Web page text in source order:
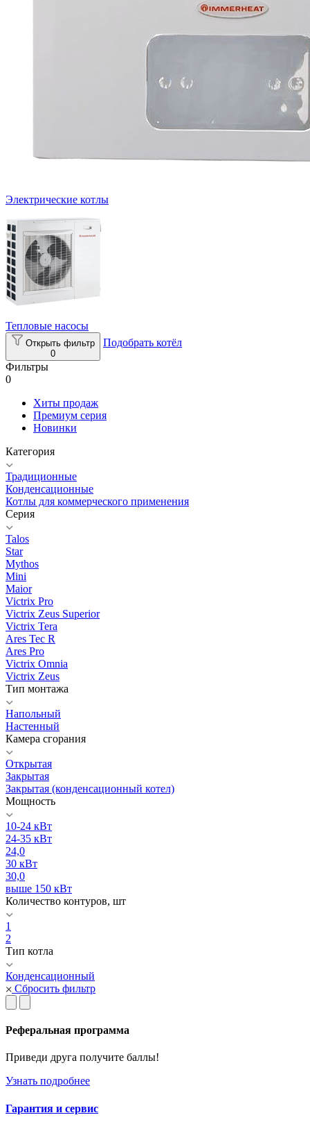
Электрические котлы
Тепловые насосы
Открыть фильтр
0
Подобрать котёл
Фильтры
0
Хиты продаж
Премиум серия
Новинки
Категория
Традиционные
Конденсационные
Котлы для коммерческого применения
Серия
Talos
Star
Mythos
Mini
Maior
Victrix Pro
Victrix Zeus Superior
Victrix Tera
Ares Tec R
Ares Pro
Victrix Omnia
Victrix Zeus
Тип монтажа
Напольный
Настенный
Камера сгорания
Открытая
Закрытая
Закрытая (конденсационный котел)
Мощность
10-24 кВт
24-35 кВт
24,0
30 кВт
30,0
выше 150 кВт
Количество контуров, шт
1
2
Тип котла
Конденсационный
Сбросить фильтр
Реферальная программа
Приведи друга получите баллы!
Узнать подробнее
Гарантия и сервис